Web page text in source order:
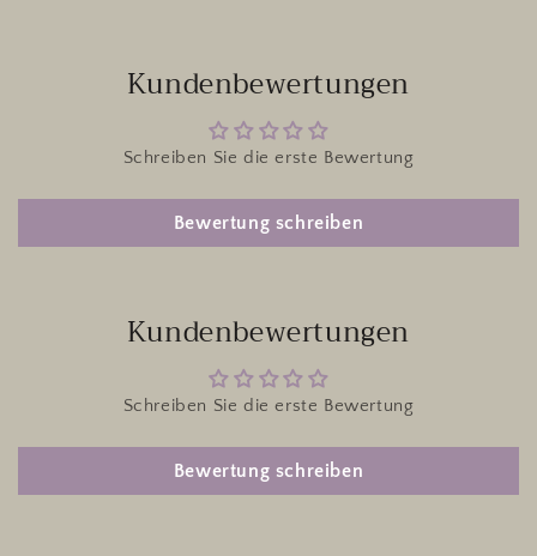
Kundenbewertungen
Schreiben Sie die erste Bewertung
Bewertung schreiben
Kundenbewertungen
Schreiben Sie die erste Bewertung
Bewertung schreiben